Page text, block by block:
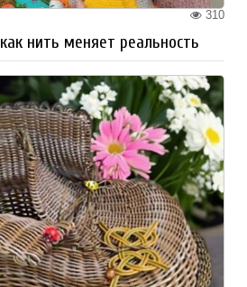
310
нить меняет реальность